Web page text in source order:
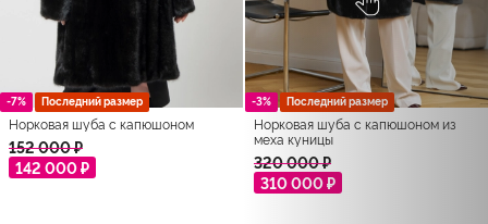
-7% Последний размер
Норковая шуба с капюшоном
152 000 ₽
142 000 ₽
-3% Последний размер
Норковая шуба с капюшоном из
меха куницы
320 000 ₽
310 000 ₽